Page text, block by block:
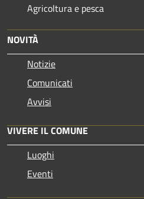
Agricoltura e pesca
NOVITÀ
Notizie
Comunicati
Avvisi
VIVERE IL COMUNE
Luoghi
Eventi